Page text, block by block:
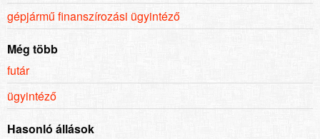
gépjármű finanszírozási ügyintéző
Még több
futár
ügyintéző
Hasonló állások